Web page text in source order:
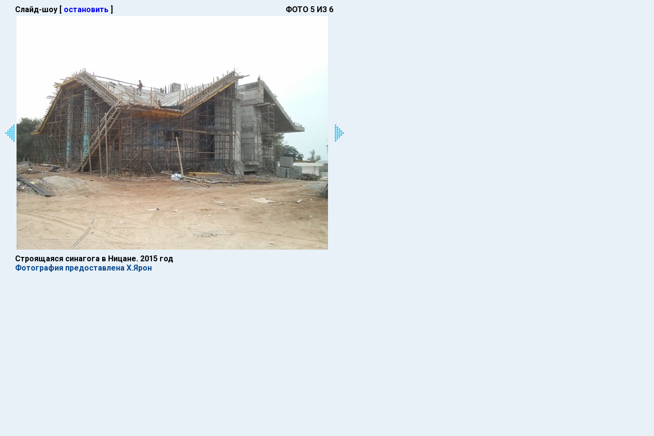
Слайд-шоу [ остановить ] ФОТО 5 ИЗ 6
Строящаяся синагога в Ницане. 2015 год
Фотография предоставлена Х.Ярон